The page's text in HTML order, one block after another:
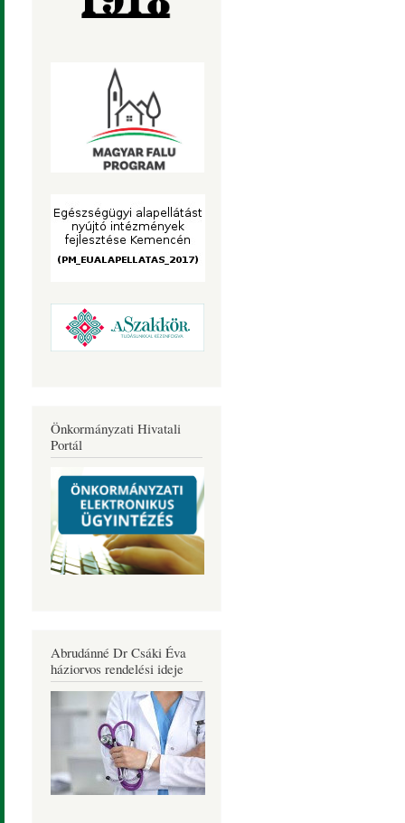
Önkormányzati Hivatali
Portál
Abrudánné Dr Csáki Éva
háziorvos rendelési ideje